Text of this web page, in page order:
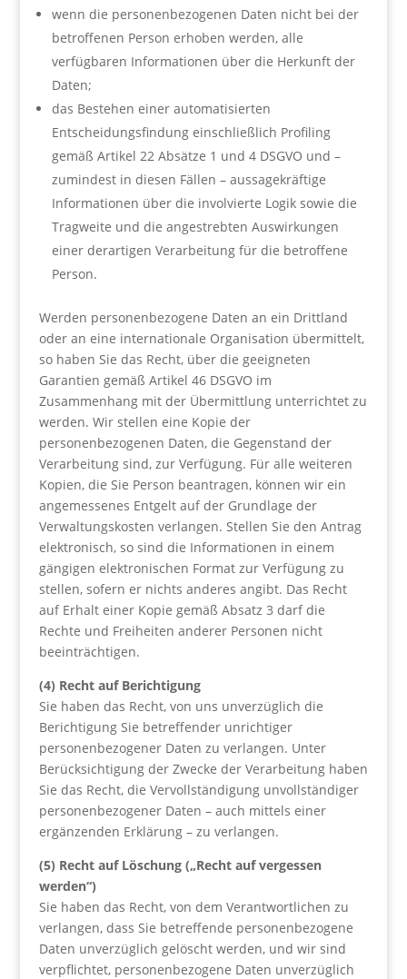
wenn die personenbezogenen Daten nicht bei der
betroffenen Person erhoben werden, alle
verfügbaren Informationen über die Herkunft der
Daten;
das Bestehen einer automatisierten
Entscheidungsfindung einschließlich Profiling
gemäß Artikel 22 Absätze 1 und 4 DSGVO und –
zumindest in diesen Fällen – aussagekräftige
Informationen über die involvierte Logik sowie die
Tragweite und die angestrebten Auswirkungen
einer derartigen Verarbeitung für die betroffene
Person.
Werden personenbezogene Daten an ein Drittland
oder an eine internationale Organisation übermittelt,
so haben Sie das Recht, über die geeigneten
Garantien gemäß Artikel 46 DSGVO im
Zusammenhang mit der Übermittlung unterrichtet zu
werden. Wir stellen eine Kopie der
personenbezogenen Daten, die Gegenstand der
Verarbeitung sind, zur Verfügung. Für alle weiteren
Kopien, die Sie Person beantragen, können wir ein
angemessenes Entgelt auf der Grundlage der
Verwaltungskosten verlangen. Stellen Sie den Antrag
elektronisch, so sind die Informationen in einem
gängigen elektronischen Format zur Verfügung zu
stellen, sofern er nichts anderes angibt. Das Recht
auf Erhalt einer Kopie gemäß Absatz 3 darf die
Rechte und Freiheiten anderer Personen nicht
beeinträchtigen.
(4) Recht auf Berichtigung
Sie haben das Recht, von uns unverzüglich die
Berichtigung Sie betreffender unrichtiger
personenbezogener Daten zu verlangen. Unter
Berücksichtigung der Zwecke der Verarbeitung haben
Sie das Recht, die Vervollständigung unvollständiger
personenbezogener Daten – auch mittels einer
ergänzenden Erklärung – zu verlangen.
(5) Recht auf Löschung („Recht auf vergessen
werden“)
Sie haben das Recht, von dem Verantwortlichen zu
verlangen, dass Sie betreffende personenbezogene
Daten unverzüglich gelöscht werden, und wir sind
verpflichtet, personenbezogene Daten unverzüglich